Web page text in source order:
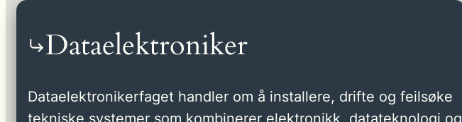
Dataelektroniker
Dataelektronikerfaget handler om å installere, drifte og feilsøke
tekniske systemer som kombinerer elektronikk, datateknologi og